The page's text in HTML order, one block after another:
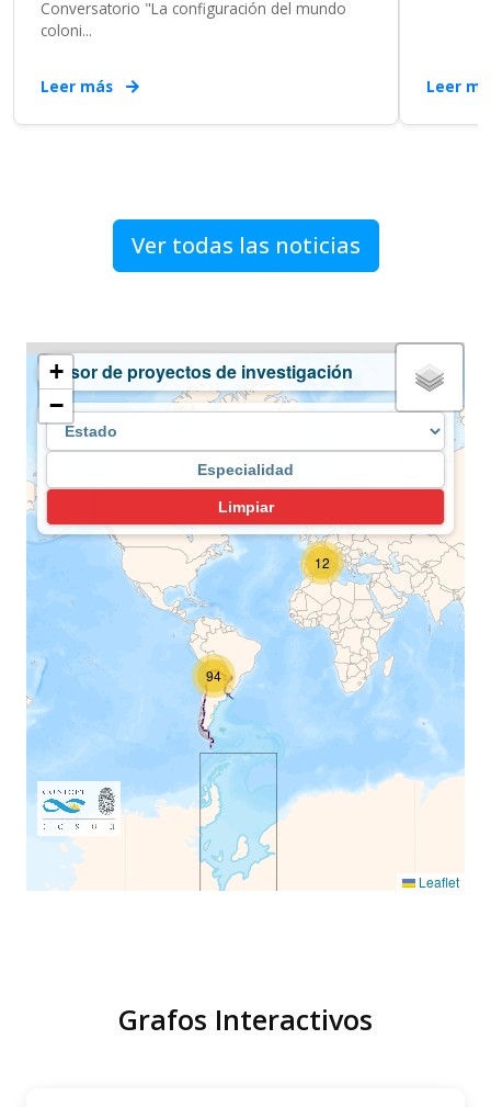
Conversatorio "La configuración del mundo
coloni...
Leer más Leer
Ver todas las noticias
Grafos Interactivos